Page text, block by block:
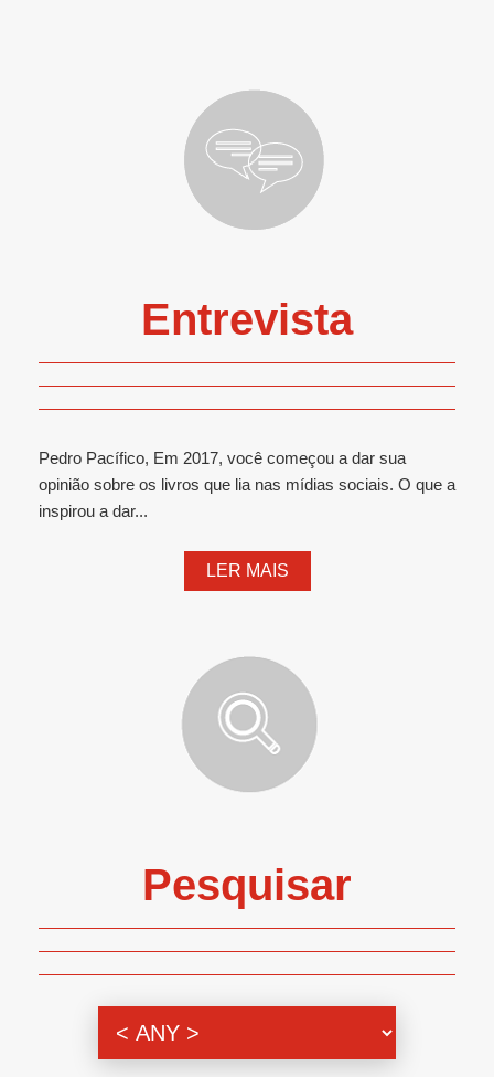
Entrevista
Pedro Pacífico, Em 2017, você começou a dar sua
opinião sobre os livros que lia nas mídias sociais. O que a
inspirou a dar...
LER MAIS
Pesquisar